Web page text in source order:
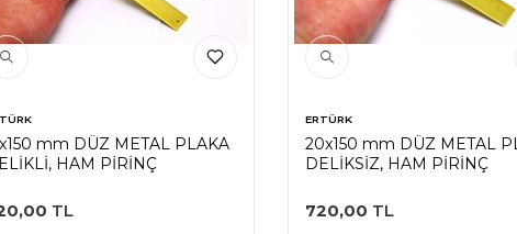
mm DÜZ METAL PLAKA
HAM PİRİNÇ
TL
ERTÜRK
20x150 mm DÜZ METAL
DELİKSİZ, HAM PİRİNÇ
720,00 TL